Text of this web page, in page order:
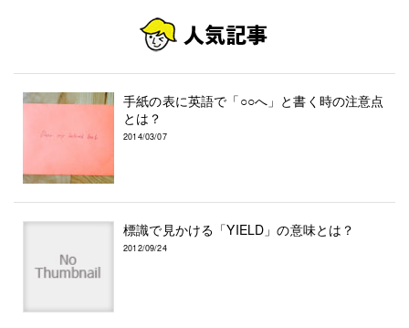
手紙の表に英語で「○○へ」と書く時の注意点
とは？
2014/03/07
標識で見かける「YIELD」の意味とは？
2012/09/24